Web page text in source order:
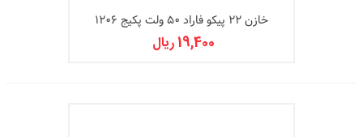
خازن 22 پیکو فاراد 50 ولت پکیج 1206
19,400 ریال